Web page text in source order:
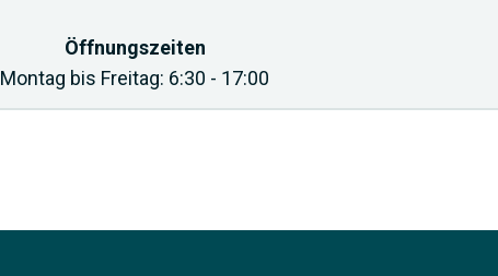
Öffnungszeiten
Montag bis Freitag: 6:30 - 17:00